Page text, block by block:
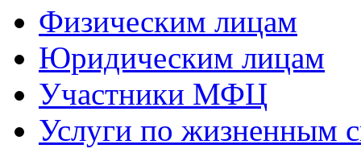
Физическим лицам
Юридическим лицам
Участники МФЦ
Услуги по жизненным